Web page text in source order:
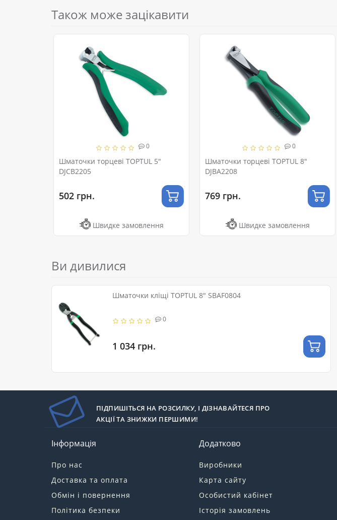
Також може зацікавити
0
Шматочки торцеві TOPTUL 5"
DJCB2205
502 грн.
Швидке замовлення
0
Шматочки торцеві TOPTUL 8"
DJBA2208
769 грн.
Швидке замовлення
Ви дивилися
Шматочки кліщі TOPTUL 8" SBAF0804
0
1 034 грн.
ПІДПИШІТЬСЯ НА РОЗСИЛКУ, І ДІЗНАВАЙТЕСЯ ПРО
АКЦІЇ ТА ЗНИЖКИ ПЕРШИМИ!
Інформація
Про нас
Доставка та оплата
Обмін і повернення
Політика безпеки
Додатково
Виробники
Карта сайту
Особистий кабінет
Історія замовлень